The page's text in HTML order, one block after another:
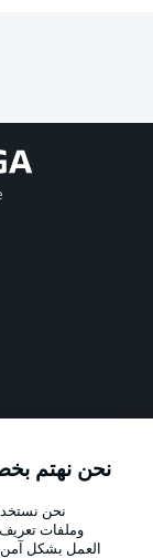
نحن نهتم
نحن
وملفات تعريف
العمل بشكل